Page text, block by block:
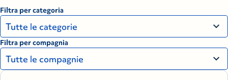
Filtra per categoria
Filtra per compagnia